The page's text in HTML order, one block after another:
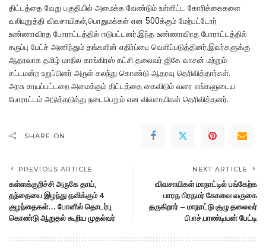
திட்டத்தை வேறு பகுதியில் அமைக்க வேண்டும் உள்ளிட்ட கோரிக்கைகளை
வலியுறுத்தி விவசாயிகள்,பொதுமக்கள் என 500க்கும் மேற்பட்டோர்
உண்ணாவிரத போராட்டத்தில் ஈடுபட்டனர்.இந்த உண்ணாவிரத போராட்டத்தில்
கருப்பு பேட்ச் அணிந்தும் தங்களின் எதிர்ப்பை வெளிப்படுத்தினர்.இவர்களுக்கு
ஆதரவாக தமிழ் மாநில காங்கிரஸ் கட்சி தலைவர் ஜிகே வாசன் மற்றும்
சட்டமன்ற உறுப்பினர் அருள் கலந்து கொண்டு ஆதரவு தெரிவித்தார்கள்.
அரசு சாயப்பட்டறை அமைக்கும் திட்டத்தை கைவிடும் வரை எங்களுடைய
போராட்டம் அடுத்தடுத்து நடைபெறும் என விவசாயிகள் தெரிவித்தனர்.
SHARE ON
PREVIOUS ARTICLE
கள்ளக்குறிச்சி அருகே தாய்,
தந்தையை இழந்து தவிக்கும் 4
குழந்தைகள்… போனில் தொடர்பு
கொண்டு ஆறுதல் கூறிய முதல்வர்
NEXT ARTICLE
விவசாயிகள் மாநாட்டில் பங்கேற்க
பாரத பிரதமர் கோவை வருகை
தருகிறார் – மாநாட்டு குழு தலைவர்
பி.எச்.பாண்டியன் பேட்டி